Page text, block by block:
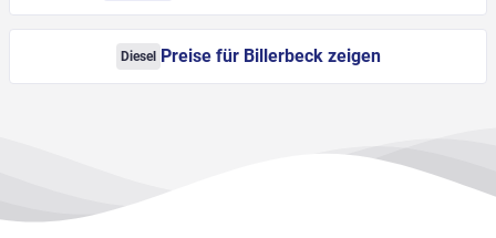
Diesel Preise für Billerbeck zeigen